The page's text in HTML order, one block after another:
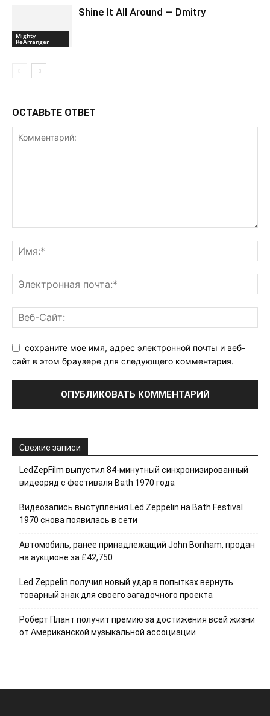
Mighty
ReArranger
Shine It All Around — Dmitry
ОСТАВЬТЕ ОТВЕТ
сохраните мое имя, адрес электронной почты и веб-
сайт в этом браузере для следующего комментария.
Свежие записи
LedZepFilm выпустил 84-минутный синхронизированный
видеоряд с фестиваля Bath 1970 года
Видеозапись выступления Led Zeppelin на Bath Festival
1970 снова появилась в сети
Автомобиль, ранее принадлежащий John Bonham, продан
на аукционе за £42,750
Led Zeppelin получил новый удар в попытках вернуть
товарный знак для своего загадочного проекта
Роберт Плант получит премию за достижения всей жизни
от Американской музыкальной ассоциации